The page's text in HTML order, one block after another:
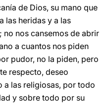
de Dios, su mano que
las heridas y a las
nos cansemos de abrir
a cuantos nos piden
pudor, no la piden, pero
respecto, deseo
a las religiosas, por todo
y sobre todo por su